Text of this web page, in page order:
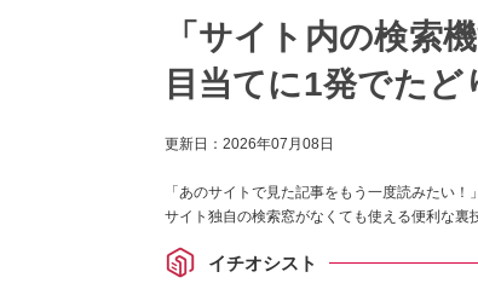
「サイト内の検索
目当てに1発でた
更新日： 2026年07月08日
「あのサイトで見た記事をもう一度読みたい
サイト独自の検索窓がなくても使える便利な裏
イチオシスト